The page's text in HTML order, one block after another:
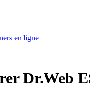
en ligne
Dr.Web